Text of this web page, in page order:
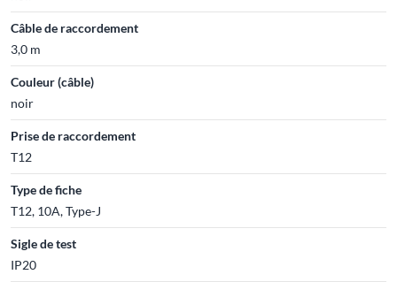
Câble de raccordement
3,0 m
Couleur (câble)
noir
Prise de raccordement
T12
Type de fiche
T12, 10A, Type-J
Sigle de test
IP20